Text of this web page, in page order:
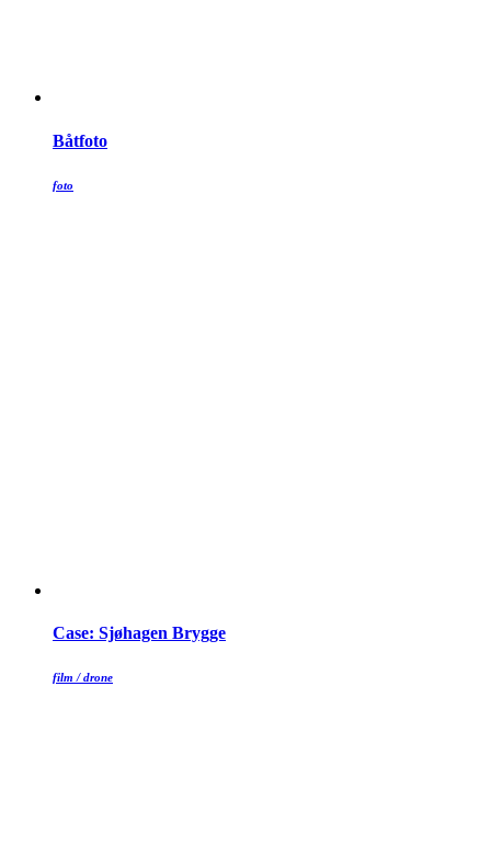
Båtfoto
foto
Case: Sjøhagen Brygge
film / drone